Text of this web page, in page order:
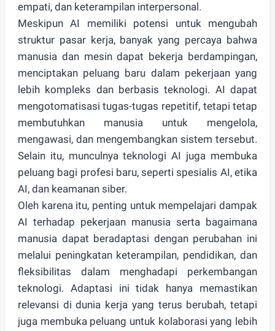
empati, dan keterampilan interpersonal.
Meskipun AI memiliki potensi untuk mengubah
struktur pasar kerja, banyak yang percaya bahwa
manusia dan mesin dapat bekerja berdampingan,
menciptakan peluang baru dalam pekerjaan yang
lebih kompleks dan berbasis teknologi. AI dapat
mengotomatisasi tugas-tugas repetitif, tetapi tetap
membutuhkan manusia untuk mengelola,
mengawasi, dan mengembangkan sistem tersebut.
Selain itu, munculnya teknologi AI juga membuka
peluang bagi profesi baru, seperti spesialis AI, etika
AI, dan keamanan siber.
Oleh karena itu, penting untuk mempelajari dampak
AI terhadap pekerjaan manusia serta bagaimana
manusia dapat beradaptasi dengan perubahan ini
melalui peningkatan keterampilan, pendidikan, dan
fleksibilitas dalam menghadapi perkembangan
teknologi. Adaptasi ini tidak hanya memastikan
relevansi di dunia kerja yang terus berubah, tetapi
juga membuka peluang untuk kolaborasi yang lebih